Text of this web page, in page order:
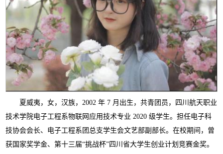
夏威夷，女，汉族，2002 年 7 月出生，共青团员，四川航天职业
技术学院电子工程系物联网应用技术专业 2020 级学生。担任电子科
技协会会长、电子工程系团总支学生会文艺部副部长。在校期间，曾
获国家奖学金、第十三届“挑战杯”四川省大学生创业计划竞赛金奖。